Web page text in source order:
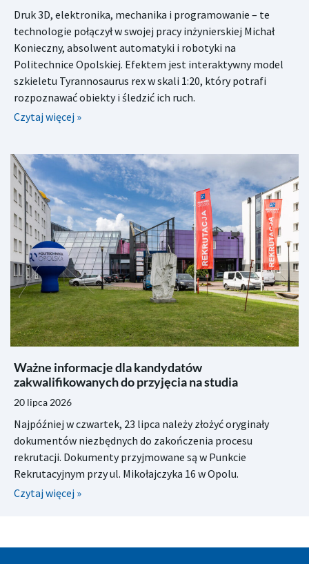
Druk 3D, elektronika, mechanika i programowanie – te
technologie połączył w swojej pracy inżynierskiej Michał
Konieczny, absolwent automatyki i robotyki na
Politechnice Opolskiej. Efektem jest interaktywny model
szkieletu Tyrannosaurus rex w skali 1:20, który potrafi
rozpoznawać obiekty i śledzić ich ruch.
Czytaj więcej »
Ważne informacje dla kandydatów
zakwalifikowanych do przyjęcia na studia
20 lipca 2026
Najpóźniej w czwartek, 23 lipca należy złożyć oryginały
dokumentów niezbędnych do zakończenia procesu
rekrutacji. Dokumenty przyjmowane są w Punkcie
Rekrutacyjnym przy ul. Mikołajczyka 16 w Opolu.
Czytaj więcej »